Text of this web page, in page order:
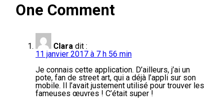
One Comment
Clara dit :
11 janvier 2017 à 7 h 56 min
Je connais cette application. D’ailleurs, j’ai un
pote, fan de street art, qui a déjà l’appli sur son
mobile. Il l’avait justement utilisé pour trouver les
fameuses œuvres ! C’était super !